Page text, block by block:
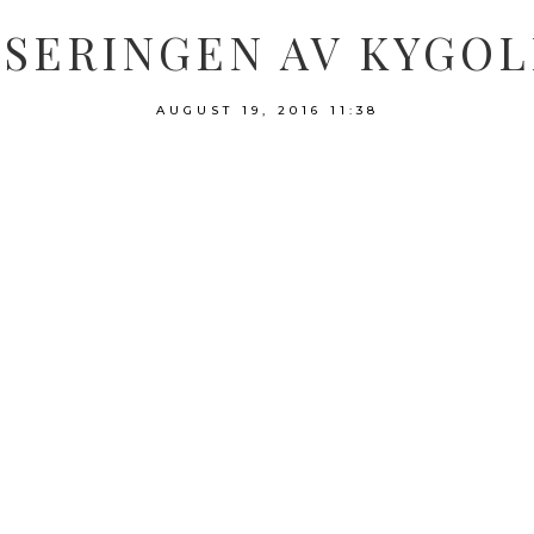
AV
AUGUST 19, 2016 11:38